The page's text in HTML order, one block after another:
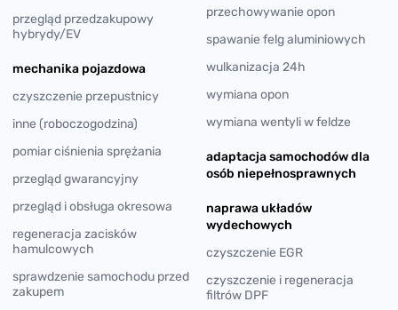
przegląd przedzakupowy
hybrydy/EV
mechanika pojazdowa
czyszczenie przepustnicy
inne (roboczogodzina)
pomiar ciśnienia sprężania
przegląd gwarancyjny
przegląd i obsługa okresowa
regeneracja zacisków
hamulcowych
sprawdzenie samochodu przed
zakupem
przechowywanie opon
spawanie felg aluminiowych
wulkanizacja 24h
wymiana opon
wymiana wentyli w feldze
adaptacja samochodów dla
osób niepełnosprawnych
naprawa układów
wydechowych
czyszczenie EGR
czyszczenie i regeneracja
filtrów DPF